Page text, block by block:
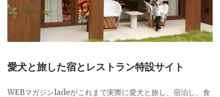
愛犬と旅した宿とレストラン特設サイト
WEBマガジンladeがこれまで実際に愛犬と旅し、宿泊し、食